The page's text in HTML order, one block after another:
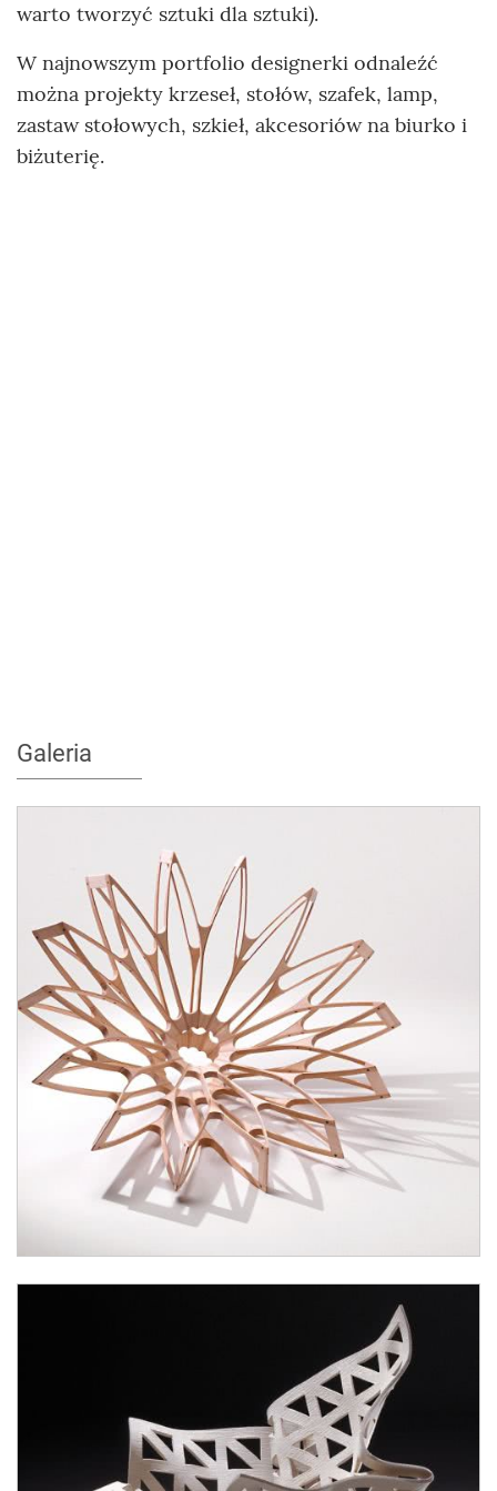
warto tworzyć sztuki dla sztuki).
W najnowszym portfolio designerki odnaleźć
można projekty krzeseł, stołów, szafek, lamp,
zastaw stołowych, szkieł, akcesoriów na biurko i
biżuterię.
Galeria